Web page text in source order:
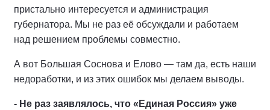
пристально интересуется и администрация
губернатора. Мы не раз её обсуждали и работаем
над решением проблемы совместно.
А вот Большая Соснова и Елово — там да, есть наши
недоработки, и из этих ошибок мы делаем выводы.
- Не раз заявлялось, что «Единая Россия» уже